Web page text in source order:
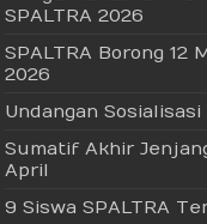
SPALTRA 2026
SPALTRA Borong 12
2026
Undangan
Sumatif Akhir
April
9 Siswa SPALTRA